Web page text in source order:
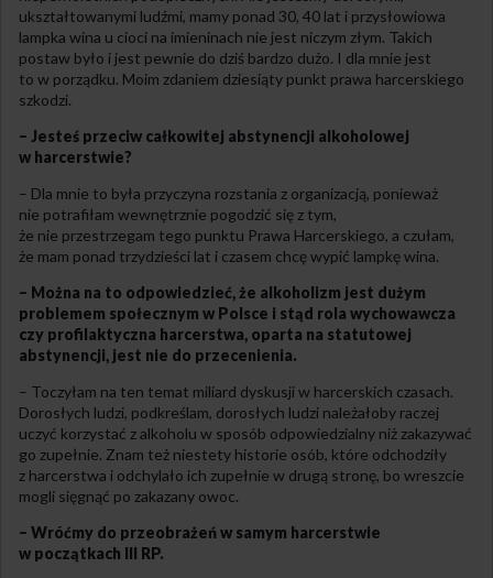
ukształtowanymi ludźmi, mamy ponad 30, 40 lat i przysłowiowa
lampka wina u cioci na imieninach nie jest niczym złym. Takich
postaw było i jest pewnie do dziś bardzo dużo. I dla mnie jest
to w porządku. Moim zdaniem dziesiąty punkt prawa harcerskiego
szkodzi.
– Jesteś przeciw całkowitej abstynencji alkoholowej
w harcerstwie?
– Dla mnie to była przyczyna rozstania z organizacją, ponieważ
nie potrafiłam wewnętrznie pogodzić się z tym,
że nie przestrzegam tego punktu Prawa Harcerskiego, a czułam,
że mam ponad trzydzieści lat i czasem chcę wypić lampkę wina.
– Można na to odpowiedzieć, że alkoholizm jest dużym
problemem społecznym w Polsce i stąd rola wychowawcza
czy profilaktyczna harcerstwa, oparta na statutowej
abstynencji, jest nie do przecenienia.
– Toczyłam na ten temat miliard dyskusji w harcerskich czasach.
Dorosłych ludzi, podkreślam, dorosłych ludzi należałoby raczej
uczyć korzystać z alkoholu w sposób odpowiedzialny niż zakazywać
go zupełnie. Znam też niestety historie osób, które odchodziły
z harcerstwa i odchylało ich zupełnie w drugą stronę, bo wreszcie
mogli sięgnąć po zakazany owoc.
– Wróćmy do przeobrażeń w samym harcerstwie
w początkach III RP.